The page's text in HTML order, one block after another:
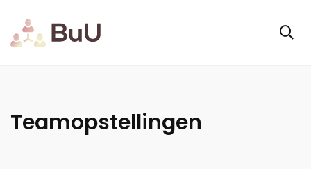
Teamopstellingen